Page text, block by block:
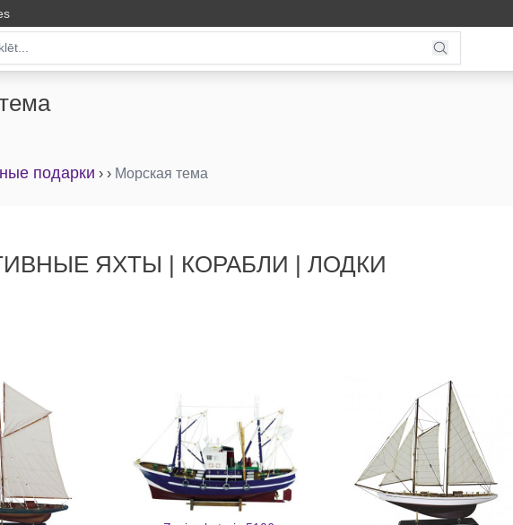
подарки › › Морская тема
ЯХТЫ | КОРАБЛИ | ЛОДКИ